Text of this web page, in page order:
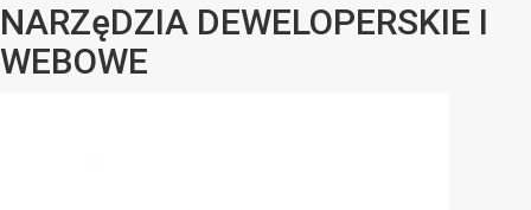
NARZęDZIA DEWELOPERSKIE I
WEBOWE